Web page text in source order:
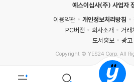
예스이십사(주) 사업자
이용약관
개인정보처리방침
PC버전
회사소개
거래
도서홍보
광고
Copyright © YES24 Corp. All